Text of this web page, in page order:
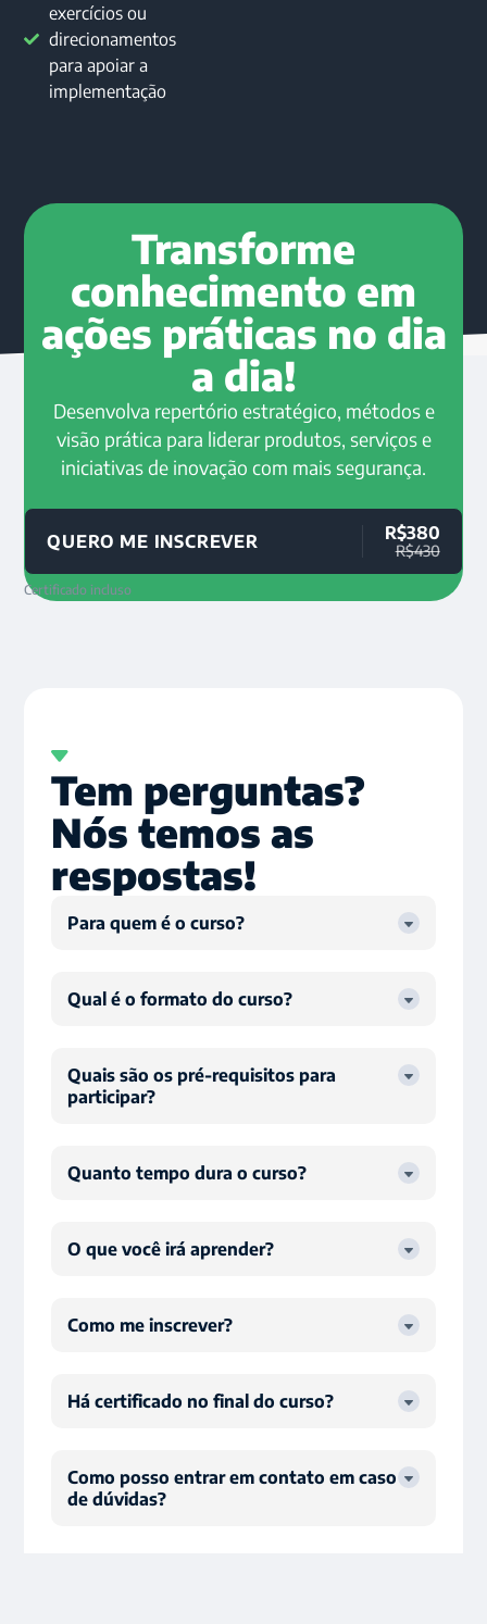
exercícios ou
direcionamentos
para apoiar a
implementação
Transforme
conhecimento em
ações práticas no dia
a dia!
Desenvolva repertório estratégico, métodos e
visão prática para liderar produtos, serviços e
iniciativas de inovação com mais segurança.
QUERO ME INSCREVER R$380
R$430
Certificado incluso
Tem perguntas?
Nós temos as
respostas!
Para quem é o curso?
Qual é o formato do curso?
Quais são os pré-requisitos para
participar?
Quanto tempo dura o curso?
O que você irá aprender?
Como me inscrever?
Há certificado no final do curso?
Como posso entrar em contato em caso
de dúvidas?